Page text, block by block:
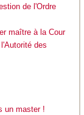
de l'Ordre
maître à la Cour
des
un master !